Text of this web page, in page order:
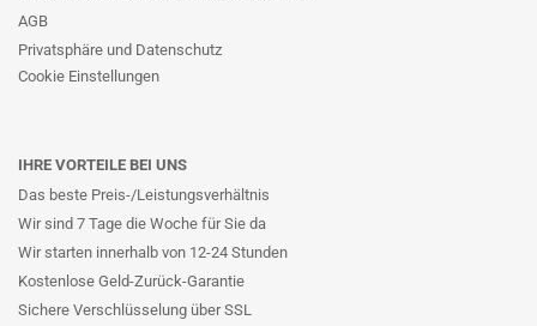
AGB
Privatsphäre und Datenschutz
Cookie Einstellungen
IHRE VORTEILE BEI UNS
Das beste Preis-/Leistungsverhältnis
Wir sind 7 Tage die Woche für Sie da
Wir starten innerhalb von 12-24 Stunden
Kostenlose Geld-Zurück-Garantie
Sichere Verschlüsselung über SSL